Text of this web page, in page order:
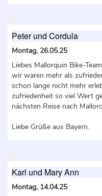
Peter und Cordula
Montag, 26.05.25
Liebes Mallorquin Bike-
wir waren mehr als
schon lange nicht mehr
zufriedenheit so viel Wert
nächsten Reise nach
Liebe Grüße aus Bayern.
Karl und Mary Ann
Montag, 14.04.25